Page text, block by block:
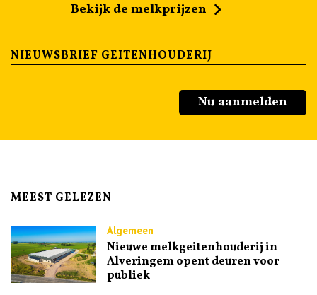
Bekijk de melkprijzen
NIEUWSBRIEF GEITENHOUDERIJ
Nu aanmelden
MEEST GELEZEN
Algemeen
Nieuwe melkgeitenhouderij in
Alveringem opent deuren voor
publiek